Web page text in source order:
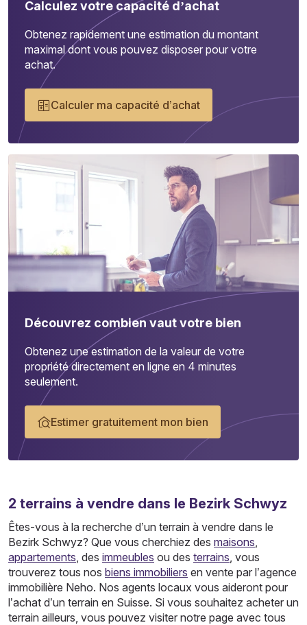
Calculez votre capacité d’achat
Obtenez rapidement une estimation du montant
maximal dont vous pouvez disposer pour votre
achat.
Calculer ma capacité d’achat
Découvrez combien vaut votre bien
Obtenez une estimation de la valeur de votre
propriété directement en ligne en 4 minutes
seulement.
Estimer gratuitement mon bien
2 terrains à vendre dans le Bezirk Schwyz
Êtes-vous à la recherche d’un terrain à vendre dans le
Bezirk Schwyz? Que vous cherchiez des maisons,
appartements, des immeubles ou des terrains, vous
trouverez tous nos biens immobiliers en vente par l’agence
immobilière Neho. Nos agents locaux vous aideront pour
l’achat d’un terrain en Suisse. Si vous souhaitez acheter un
terrain ailleurs, vous pouvez visiter notre page avec tous